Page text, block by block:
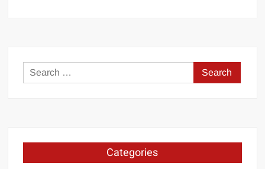
Search
for:
Categories